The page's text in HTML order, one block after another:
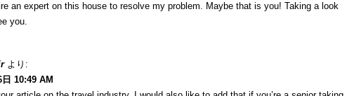
an expert on this house to resolve my problem. Maybe that is you! Taking a look
you.
より:
10:49 AM